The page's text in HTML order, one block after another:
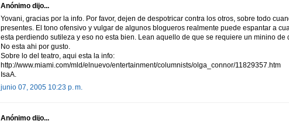
Anónimo dijo...
Yovani, gracias por la info. Por favor, dejen de despotricar contra los otros, sobre todo
presentes. El tono ofensivo y vulgar de algunos blogueros realmente puede espantar a
esta perdiendo sutileza y eso no esta bien. Lean aquello de que se requiere un minino de
No esta ahi por gusto.
Sobre lo del teatro, aqui esta la info:
http://www.miami.com/mld/elnuevo/entertainment/columnists/olga_connor/11829357.htm
IsaA.
junio 07, 2005 10:23 p. m.
Anónimo dijo...